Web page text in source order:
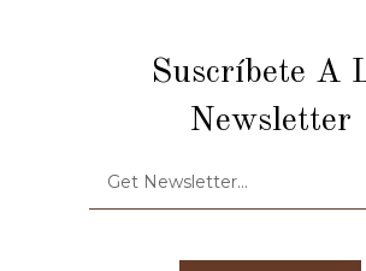
Suscríbete A
Newsletter